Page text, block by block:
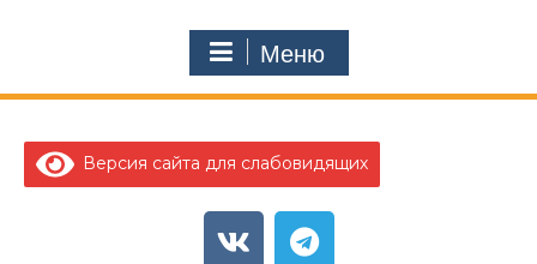
Меню
Версия сайта для слабовидящих